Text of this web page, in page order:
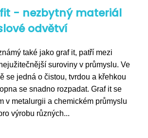
- nezbytný materiál
odvětví
také jako graf it, patří mezi
suroviny v průmyslu. Ve
se jedná o čistou, tvrdou a křehkou
se snadno rozpadat. Graf it se
v metalurgii a chemickém průmyslu
výrobu různých...